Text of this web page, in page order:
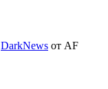
DarkNews от AF